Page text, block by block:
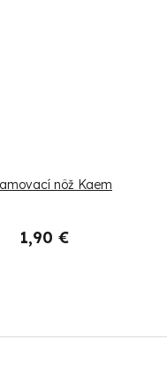
nôž Kaem
1,90 €